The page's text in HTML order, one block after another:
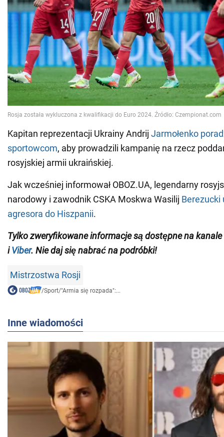
Kapitan reprezentacji Ukrainy Andrij Jarmołenko
sportowcom, aby prowadzili kampanię na rzecz
rosyjskiej armii ukraińskiej.
Jak wcześniej informował OBOZ.UA, legendarny
narodowy i zawodnik CSKA Moskwa Wasilij Berezucki
agresora do Hiszpanii.
Tylkozweryfikowane informacjesą dostępne nakanale
iViber. Nie daj się nabrać na podróbki!
Mistrzostwa Rosji
/Sport/"Armia się rozpada":...
Inne wiadomości